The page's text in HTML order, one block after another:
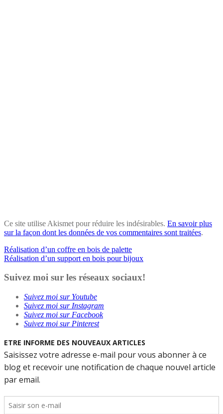
Ce site utilise Akismet pour réduire les indésirables. En savoir plus
sur la façon dont les données de vos commentaires sont traitées.
Navigation
de
l’article
Réalisation d’un coffre en bois de palette
Réalisation d’un support en bois pour bijoux
Suivez moi sur les réseaux sociaux!
Suivez moi sur Youtube
Suivez moi sur Instagram
Suivez moi sur Facebook
Suivez moi sur Pinterest